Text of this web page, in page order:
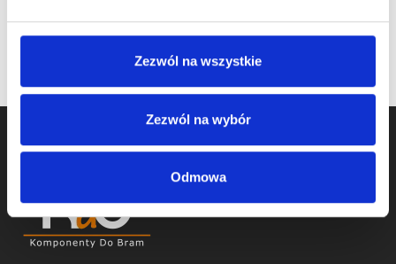
Zezwól na wszystkie
Zezwól na wybór
Odmowa